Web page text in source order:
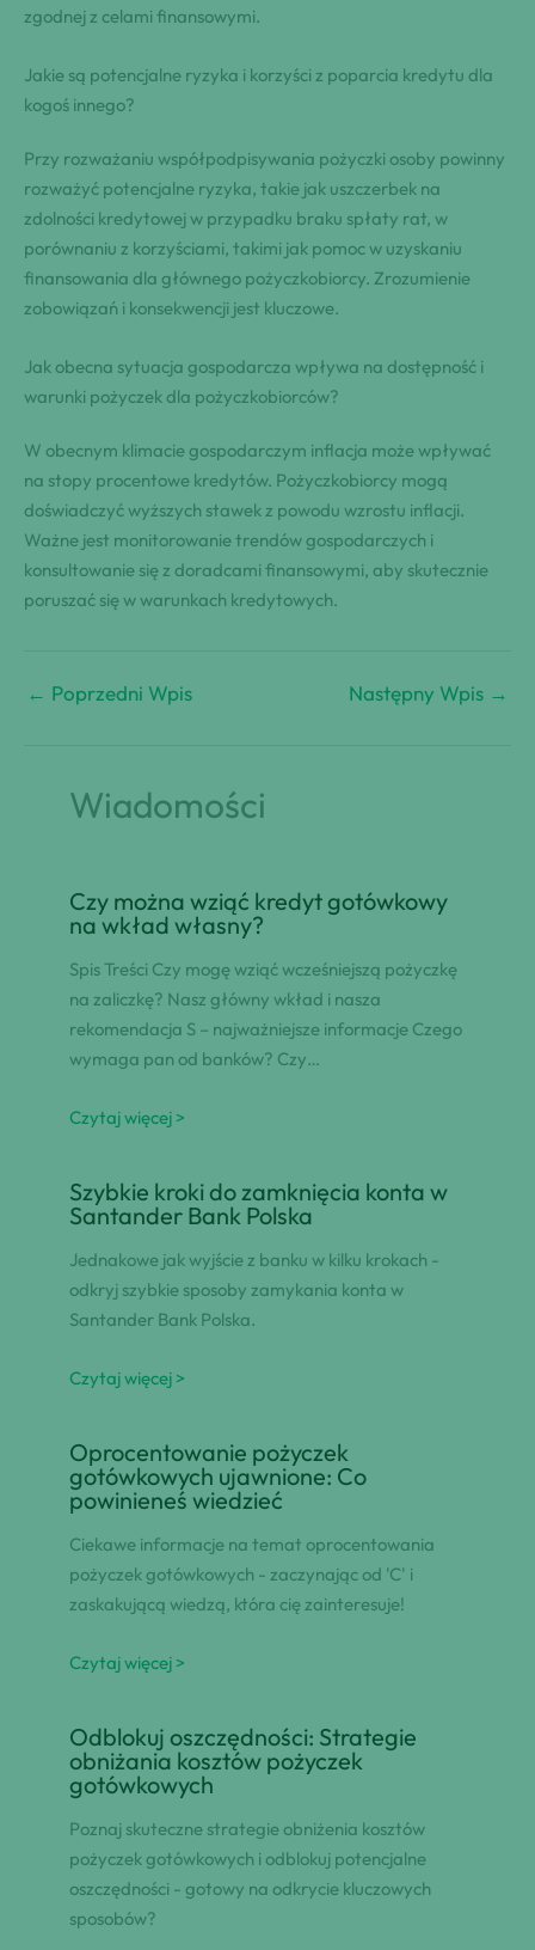
zgodnej z celami finansowymi.
Jakie są potencjalne ryzyka i korzyści z poparcia kredytu dla
kogoś innego?
Przy rozważaniu współpodpisywania pożyczki osoby powinny
rozważyć potencjalne ryzyka, takie jak uszczerbek na
zdolności kredytowej w przypadku braku spłaty rat, w
porównaniu z korzyściami, takimi jak pomoc w uzyskaniu
finansowania dla głównego pożyczkobiorcy. Zrozumienie
zobowiązań i konsekwencji jest kluczowe.
Jak obecna sytuacja gospodarcza wpływa na dostępność i
warunki pożyczek dla pożyczkobiorców?
W obecnym klimacie gospodarczym inflacja może wpływać
na stopy procentowe kredytów. Pożyczkobiorcy mogą
doświadczyć wyższych stawek z powodu wzrostu inflacji.
Ważne jest monitorowanie trendów gospodarczych i
konsultowanie się z doradcami finansowymi, aby skutecznie
poruszać się w warunkach kredytowych.
← Poprzedni Wpis Następny Wpis →
Wiadomości
Czy można wziąć kredyt gotówkowy
na wkład własny?
Spis Treści Czy mogę wziąć wcześniejszą pożyczkę
na zaliczkę? Nasz główny wkład i nasza
rekomendacja S – najważniejsze informacje Czego
wymaga pan od banków? Czy…
Czytaj więcej >
Szybkie kroki do zamknięcia konta w
Santander Bank Polska
Jednakowe jak wyjście z banku w kilku krokach -
odkryj szybkie sposoby zamykania konta w
Santander Bank Polska.
Czytaj więcej >
Oprocentowanie pożyczek
gotówkowych ujawnione: Co
powinieneś wiedzieć
Ciekawe informacje na temat oprocentowania
pożyczek gotówkowych - zaczynając od 'C' i
zaskakującą wiedzą, która cię zainteresuje!
Czytaj więcej >
Odblokuj oszczędności: Strategie
obniżania kosztów pożyczek
gotówkowych
Poznaj skuteczne strategie obniżenia kosztów
pożyczek gotówkowych i odblokuj potencjalne
oszczędności - gotowy na odkrycie kluczowych
sposobów?